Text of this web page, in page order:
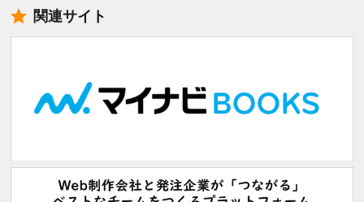
関連サイト